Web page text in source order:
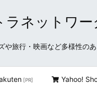
ネットワー
旅行・映画など多様性のあ
[PR] Yahoo!